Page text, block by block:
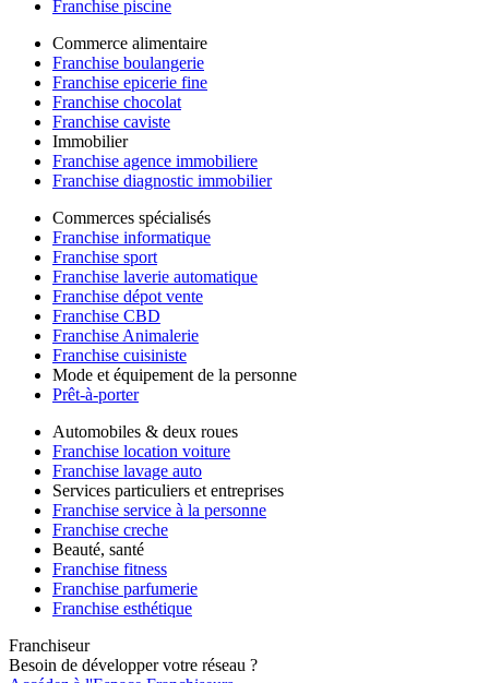
Franchise piscine
Commerce alimentaire
Franchise boulangerie
Franchise epicerie fine
Franchise chocolat
Franchise caviste
Immobilier
Franchise agence immobiliere
Franchise diagnostic immobilier
Commerces spécialisés
Franchise informatique
Franchise sport
Franchise laverie automatique
Franchise dépot vente
Franchise CBD
Franchise Animalerie
Franchise cuisiniste
Mode et équipement de la personne
Prêt-à-porter
Automobiles & deux roues
Franchise location voiture
Franchise lavage auto
Services particuliers et entreprises
Franchise service à la personne
Franchise creche
Beauté, santé
Franchise fitness
Franchise parfumerie
Franchise esthétique
Franchiseur
Besoin de développer votre réseau ?